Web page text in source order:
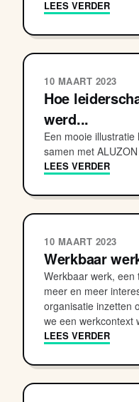
LEES VERDER
10 MAART 2023
Hoe
werd...
Een mooie
samen met
LEES VERDER
10 MAART 2023
Werkbaar
Werkbaar werk, een
meer en meer
organisatie inzetten
we een werkcontext
LEES VERDER